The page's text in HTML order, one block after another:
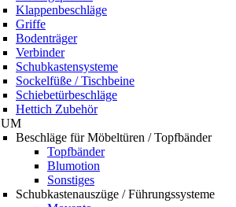
Klappenbeschläge
Griffe
Bodenträger
Verbinder
Schubkastensysteme
Sockelfüße / Tischbeine
Schiebetürbeschläge
Hettich Zubehör
Beschläge für Möbeltüren / Topfbänder
Topfbänder
Blumotion
Sonstiges
Schubkastenauszüge / Führungssysteme